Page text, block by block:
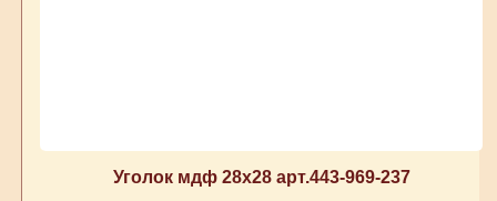
Уголок мдф 28х28 арт.443-969-237